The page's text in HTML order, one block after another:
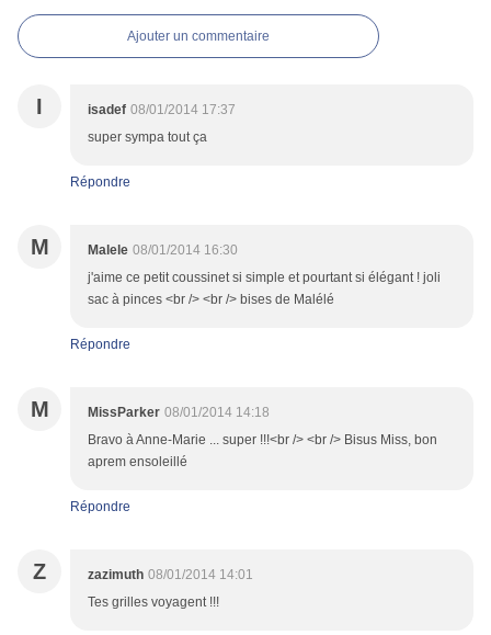
Ajouter un commentaire
I isadef 08/01/2014 17:37
super sympa tout ça
Répondre
M Malele 08/01/2014 16:30
j'aime ce petit coussinet si simple et pourtant si élégant ! joli
sac à pinces <br /> <br /> bises de Malélé
Répondre
M MissParker 08/01/2014 14:18
Bravo à Anne-Marie ... super !!!<br /> <br /> Bisus Miss, bon
aprem ensoleillé
Répondre
Z zazimuth 08/01/2014 14:01
Tes grilles voyagent !!!